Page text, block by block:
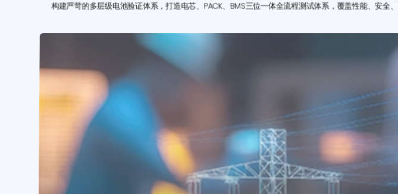
构建严苛的多层级电池验证体系，打造电芯、PACK、BMS三位一体全流程测试体系，覆盖性能、安